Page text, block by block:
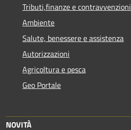
Tributi,finanze e contravvenzioni
Ambiente
Salute, benessere e assistenza
Autorizzazioni
Agricoltura e pesca
Geo Portale
NOVITÀ